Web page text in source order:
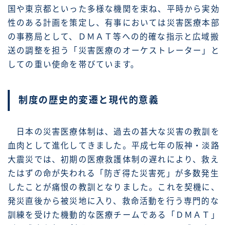
国や東京都といった多様な機関を束ね、平時から実効
性のある計画を策定し、有事においては災害医療本部
の事務局として、ＤＭＡＴ等への的確な指示と広域搬
送の調整を担う「災害医療のオーケストレーター」と
しての重い使命を帯びています。
制度の歴史的変遷と現代的意義
日本の災害医療体制は、過去の甚大な災害の教訓を
血肉として進化してきました。平成七年の阪神・淡路
大震災では、初期の医療救護体制の遅れにより、救え
たはずの命が失われる「防ぎ得た災害死」が多数発生
したことが痛恨の教訓となりました。これを契機に、
発災直後から被災地に入り、救命活動を行う専門的な
訓練を受けた機動的な医療チームである「ＤＭＡＴ」